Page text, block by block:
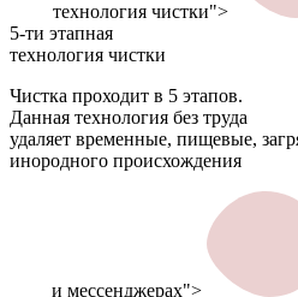
технология чистки">
5-ти этапная
технология чистки
Чистка проходит в 5 этапов.
Данная технология без труда
удаляет временные, пищевые,
инородного происхождения
и мессенджерах">